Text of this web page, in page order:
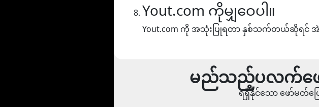
Yout.com ကိုမျှဝေပါ။
Yout.com ကို အသုံးပြုရတာ နှစ်သက်တယ်ဆိုရင် အဲဒ
မည်သည့်ပလက်ဖောင်
ရရှိနိုင်သော ဖော်မတ်ပြေ